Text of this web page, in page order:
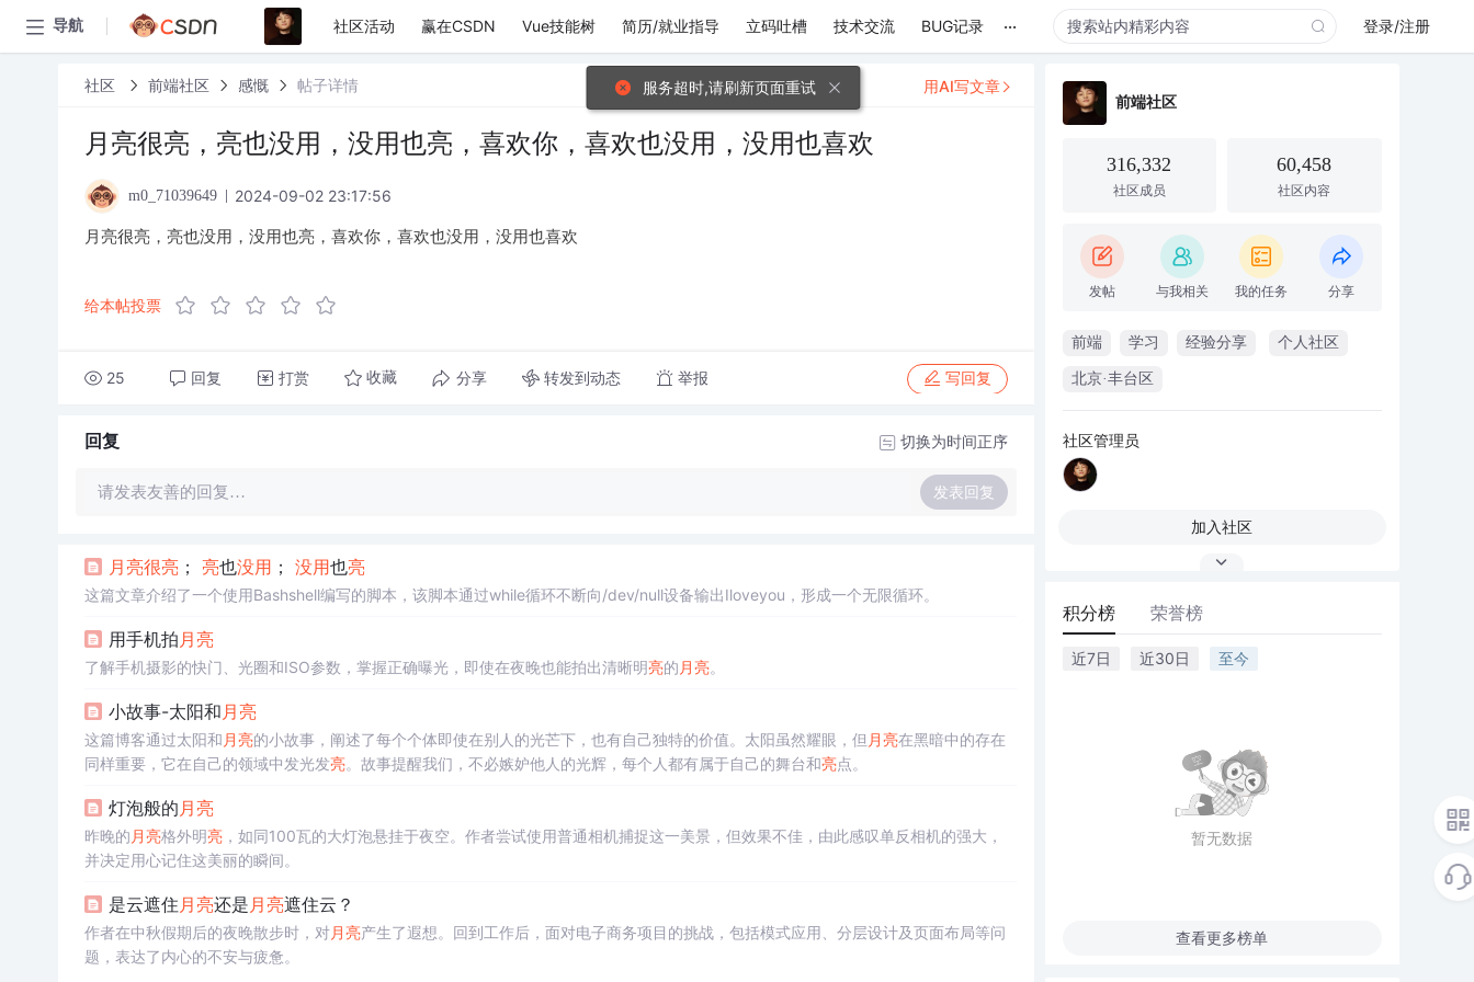
导航 社区活动 赢在CSDN Vue技能树 简历/就业指导 立码吐槽 技术交流 BUG记录 ... 登录/注册
社区 前端社区 感慨 帖子详情
月亮很亮，亮也没用，没用也亮，喜欢你，喜欢也没用，没用也喜欢
m0_71039649 2024-09-02 23:17:56
月亮很亮，亮也没用，没用也亮，喜欢你，喜欢也没用，没用也喜欢
给本帖投票
25 回复 打赏 收藏 分享 转发到动态 举报 写回复
用AI写文章
回复 切换为时间正序
请发表友善的回复… 发表回复
月亮很亮； 亮也没用 ； 没用也亮
这篇文章介绍了一个使用Bashshell编写的脚本，该脚本通过while循环不断向/dev/null设备输出Iloveyou，形成一个无限循环。
用手机拍月亮
了解手机摄影的快门、光圈和ISO参数，掌握正确曝光，即使在夜晚也能拍出清晰明亮的 月亮。
小故事-太阳和月亮
这篇博客通过太阳和 月亮的小故事，阐述了每个个体即使在别人的光芒下，也有自己独特的价值。太阳虽然耀眼，但 月亮在黑暗中的存在
同样重要，它在自己的领域中发光发亮。故事提醒我们，不必嫉妒他人的光辉，每个人都有属于自己的舞台和亮点。
灯泡般的月亮
昨晚的 月亮格外明亮，如同100瓦的大灯泡悬挂于夜空。作者尝试使用普通相机捕捉这一美景，但效果不佳，由此感叹单反相机的强大，
并决定用心记住这美丽的瞬间。
是云遮住月亮还是月亮遮住云？
作者在中秋假期后的夜晚散步时，对月亮产生了遐想。回到工作后，面对电子商务项目的挑战，包括模式应用、分层设计及页面布局等问
题，表达了内心的不安与疲惫。
前端社区
316,332
社区成员
60,458
社区内容
发帖 与我相关 我的任务 分享
前端 学习 经验分享 个人社区
北京·丰台区
社区管理员
加入社区
积分榜 荣誉榜
近7日 近30日 至今
暂无数据
查看更多榜单
服务超时,请刷新页面重试